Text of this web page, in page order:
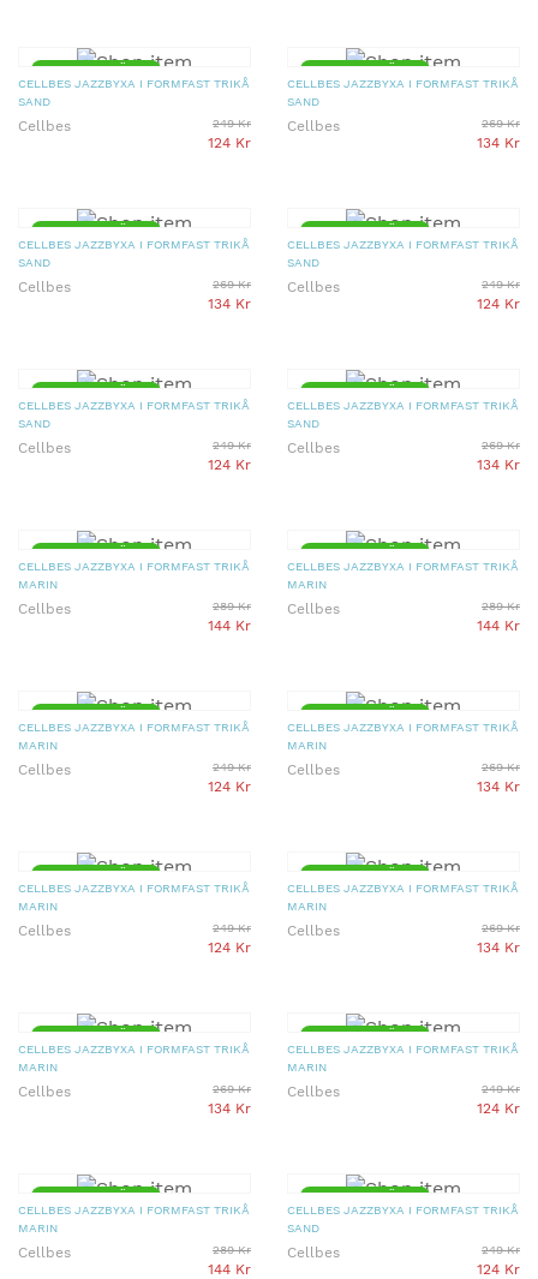
▼ 50% PRISSÄNKT
CELLBES JAZZBYXA I FORMFAST TRIKÅ
SAND
Cellbes 249 Kr
124 Kr
▼ 50% PRISSÄNKT
CELLBES JAZZBYXA I FORMFAST TRIKÅ
SAND
Cellbes 269 Kr
134 Kr
▼ 50% PRISSÄNKT
CELLBES JAZZBYXA I FORMFAST TRIKÅ
SAND
Cellbes 269 Kr
134 Kr
▼ 50% PRISSÄNKT
CELLBES JAZZBYXA I FORMFAST TRIKÅ
SAND
Cellbes 249 Kr
124 Kr
▼ 50% PRISSÄNKT
CELLBES JAZZBYXA I FORMFAST TRIKÅ
SAND
Cellbes 249 Kr
124 Kr
▼ 50% PRISSÄNKT
CELLBES JAZZBYXA I FORMFAST TRIKÅ
SAND
Cellbes 269 Kr
134 Kr
▼ 50% PRISSÄNKT
CELLBES JAZZBYXA I FORMFAST TRIKÅ
MARIN
Cellbes 289 Kr
144 Kr
▼ 50% PRISSÄNKT
CELLBES JAZZBYXA I FORMFAST TRIKÅ
MARIN
Cellbes 289 Kr
144 Kr
▼ 50% PRISSÄNKT
CELLBES JAZZBYXA I FORMFAST TRIKÅ
MARIN
Cellbes 249 Kr
124 Kr
▼ 50% PRISSÄNKT
CELLBES JAZZBYXA I FORMFAST TRIKÅ
MARIN
Cellbes 269 Kr
134 Kr
▼ 50% PRISSÄNKT
CELLBES JAZZBYXA I FORMFAST TRIKÅ
MARIN
Cellbes 249 Kr
124 Kr
▼ 50% PRISSÄNKT
CELLBES JAZZBYXA I FORMFAST TRIKÅ
MARIN
Cellbes 269 Kr
134 Kr
▼ 50% PRISSÄNKT
CELLBES JAZZBYXA I FORMFAST TRIKÅ
MARIN
Cellbes 269 Kr
134 Kr
▼ 50% PRISSÄNKT
CELLBES JAZZBYXA I FORMFAST TRIKÅ
MARIN
Cellbes 249 Kr
124 Kr
▼ 50% PRISSÄNKT
CELLBES JAZZBYXA I FORMFAST TRIKÅ
MARIN
Cellbes 289 Kr
144 Kr
▼ 50% PRISSÄNKT
CELLBES JAZZBYXA I FORMFAST TRIKÅ
SAND
Cellbes 249 Kr
124 Kr